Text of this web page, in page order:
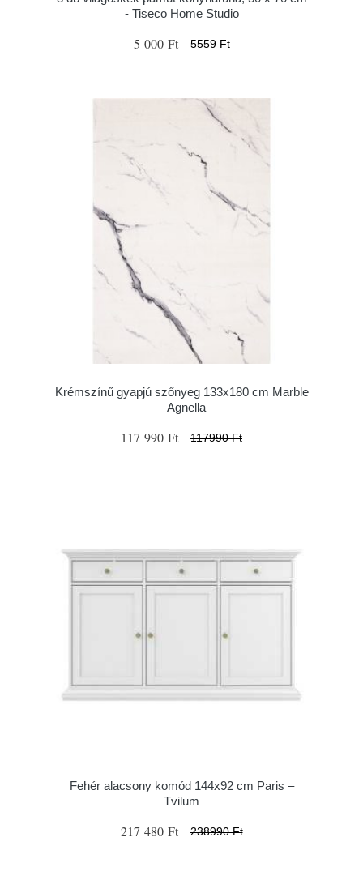
- Tiseco Home Studio
5 000 Ft 5559 Ft
Krémszínű gyapjú szőnyeg 133x180 cm Marble
– Agnella
117 990 Ft 117990 Ft
Fehér alacsony komód 144x92 cm Paris –
Tvilum
217 480 Ft 238990 Ft